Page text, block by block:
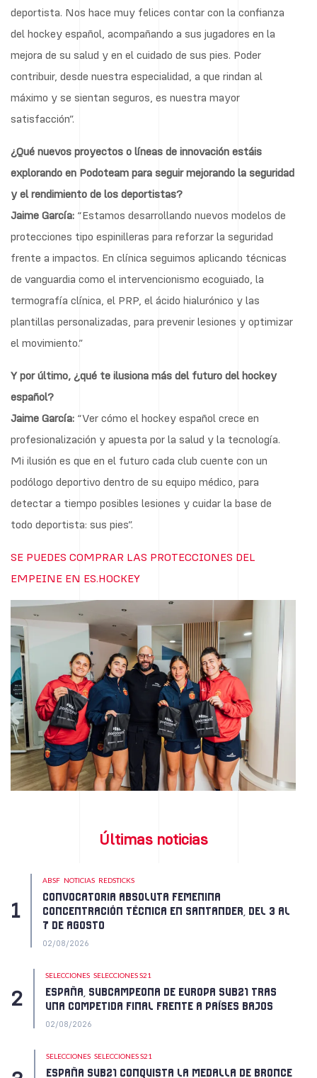
deportista. Nos hace muy felices contar con la confianza
del hockey español, acompañando a sus jugadores en la
mejora de su salud y en el cuidado de sus pies. Poder
contribuir, desde nuestra especialidad, a que rindan al
máximo y se sientan seguros, es nuestra mayor
satisfacción”.
¿Qué nuevos proyectos o líneas de innovación estáis
explorando en Podoteam para seguir mejorando la seguridad
y el rendimiento de los deportistas?
Jaime García: “Estamos desarrollando nuevos modelos de
protecciones tipo espinilleras para reforzar la seguridad
frente a impactos. En clínica seguimos aplicando técnicas
de vanguardia como el intervencionismo ecoguiado, la
termografía clínica, el PRP, el ácido hialurónico y las
plantillas personalizadas, para prevenir lesiones y optimizar
el movimiento.”
Y por último, ¿qué te ilusiona más del futuro del hockey
español?
Jaime García: “Ver cómo el hockey español crece en
profesionalización y apuesta por la salud y la tecnología.
Mi ilusión es que en el futuro cada club cuente con un
podólogo deportivo dentro de su equipo médico, para
detectar a tiempo posibles lesiones y cuidar la base de
todo deportista: sus pies”.
SE PUEDES COMPRAR LAS PROTECCIONES DEL
EMPEINE EN ES.HOCKEY
Últimas noticias
ABSF NOTICIAS REDSTICKS
CONVOCATORIA ABSOLUTA FEMENINA
CONCENTRACIÓN TÉCNICA EN SANTANDER, DEL 3 AL
7 DE AGOSTO
02/08/2026
SELECCIONES SELECCIONES S21
ESPAÑA, SUBCAMPEONA DE EUROPA SUB21 TRAS
UNA COMPETIDA FINAL FRENTE A PAÍSES BAJOS
02/08/2026
SELECCIONES SELECCIONES S21
ESPAÑA SUB21 CONQUISTA LA MEDALLA DE BRONCE